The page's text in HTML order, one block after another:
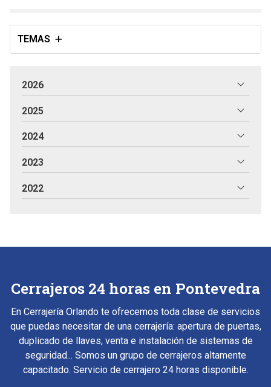
TEMAS
2026
2025
2024
2023
2022
Cerrajeros 24 horas en Pontevedra
En Cerrajería Orlando te ofrecemos toda clase de servicios
que puedas necesitar de una cerrajería: apertura de puertas,
duplicado de llaves, venta e instalación de sistemas de
seguridad... Somos un grupo de cerrajeros altamente
capacitado. Servicio de cerrajero 24 horas disponible.